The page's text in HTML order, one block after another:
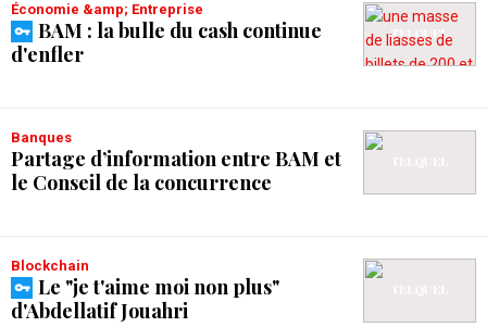
Économie &amp; Entreprise
BAM : la bulle du cash continue
d'enfler
Banques
Partage d’information entre BAM et
le Conseil de la concurrence
Blockchain
Le "je t'aime moi non plus"
d'Abdellatif Jouahri